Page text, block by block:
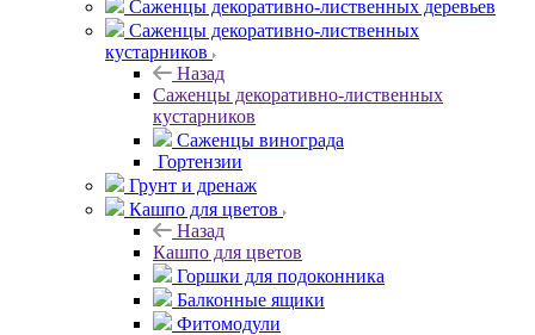
Саженцы декоративно-лиственных деревьев
Саженцы декоративно-лиственных
кустарников
Назад
Саженцы декоративно-лиственных
кустарников
Саженцы винограда
Гортензии
Грунт и дренаж
Кашпо для цветов
Назад
Кашпо для цветов
Горшки для подоконника
Балконные ящики
Фитомодули